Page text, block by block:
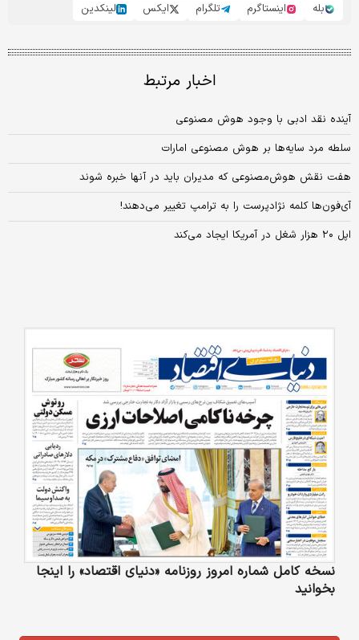
بله
اینستاگرم تلگرام ایکس لینکدین
اخبار مرتبط
آینده نقد ادبی با وجود هوش مصنوعی
سلطه مرد سایه‌ها بر هوش مصنوعی امارات
هفت نقش هوش‌مصنوعی که مدیران باید در آنها خبره شوند
آی‌فون‌ها کلمه نژادپرست را به ترامپ تغییر می‌دهند!
اپل ۲۰ هزار شغل در آمریکا ایجاد می‌کند
نسخه کامل شماره امروز روزنامه «دنیای‌ اقتصاد» را اینجا
بخوانید